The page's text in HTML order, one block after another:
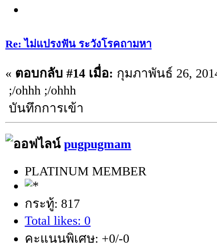
Re: ไม่แปรงฟัน ระวังโรคถามหา
« ตอบกลับ #14 เมื่อ: กุมภาพันธ์ 26,
;/ohhh ;/ohhh
บันทึกการเข้า
pugpugmam
PLATINUM MEMBER
กระทู้: 817
Total likes: 0
คะแนนพิเศษ: +0/-0